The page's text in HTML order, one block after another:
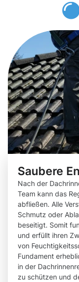
Saubere
Nach der
Team kann das
abfließen. Alle
Schmutz oder
beseitigt. Somit
und erfüllt ihren
von
Fundament
in der
zu schützen und